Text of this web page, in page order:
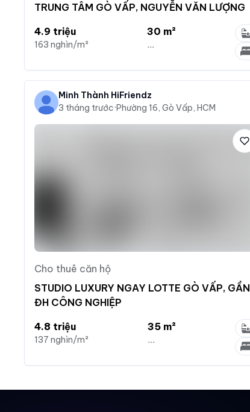
TRUNG TÂM GÒ VẤP, NGUYỄN VĂN LƯỢNG
4.9 triệu
163 nghìn/m²
30 m²
...
Minh Thành HiFriendz
3 tháng trước·Phường 16, Gò Vấp, HCM
Cho thuê căn hộ
STUDIO LUXURY NGAY LOTTE GÒ VẤP, GẦN
ĐH CÔNG NGHIỆP
4.8 triệu
137 nghìn/m²
35 m²
...